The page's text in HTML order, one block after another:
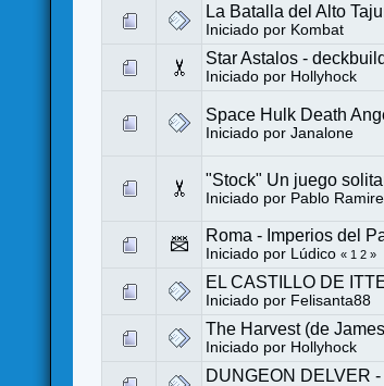
La Batalla del Alto
Iniciado por Kombat
Star Astalos -
Iniciado por Hollyhock
Space Hulk Death
Iniciado porJanalone
"Stock" Un juego
Iniciado por Pablo
Roma - Imperios del
Iniciado por Lúdico « 1 2 »
EL CASTILLO DE
Iniciado por Felisanta88
The Harvest (de
Iniciado por Hollyhock
DUNGEON DELVER